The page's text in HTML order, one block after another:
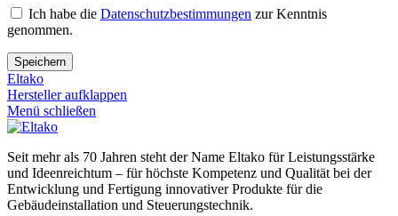
Ich habe die Datenschutzbestimmungen zur Kenntnis
genommen.
Speichern
Eltako
Hersteller aufklappen
Menü schließen
Seit mehr als 70 Jahren steht der Name Eltako für Leistungsstärke
und Ideenreichtum – für höchste Kompetenz und Qualität bei der
Entwicklung und Fertigung innovativer Produkte für die
Gebäudeinstallation und Steuerungstechnik.